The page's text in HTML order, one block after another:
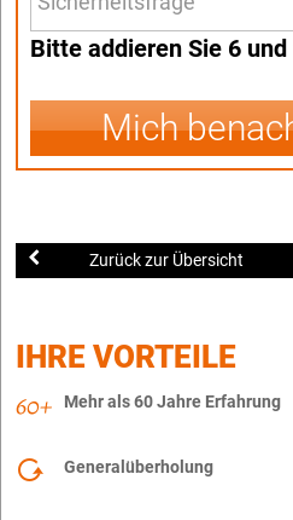
Bitte addieren Sie 6 und
Mich
Zurück zur Übersicht
IHRE VORTEILE
Mehr als 60 Jahre Erfahrung
Generalüberholung